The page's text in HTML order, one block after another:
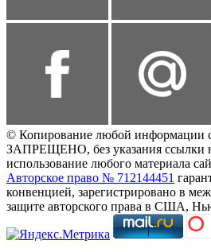
© Копирование любой информации
ЗАПРЕЩЕНО, без указания ссылки
использование любого материала
Авторское право № 712144451
конвенцией, зарегистрировано в
защите авторского права в США,